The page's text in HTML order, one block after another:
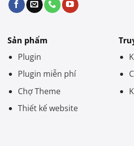
Sản phẩm
Plugin
Plugin miễn phí
Chợ Theme
Thiết kế website